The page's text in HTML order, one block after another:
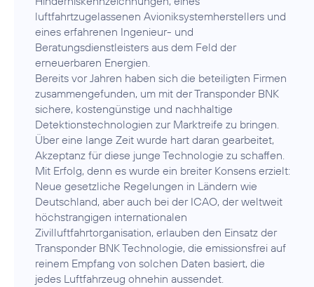
luftfahrtzugelassenen Avioniksystemherstellers und
eines erfahrenen Ingenieur- und
Beratungsdienstleisters aus dem Feld der
erneuerbaren Energien.
Bereits vor Jahren haben sich die beteiligten Firmen
zusammengefunden, um mit der Transponder BNK
sichere, kostengünstige und nachhaltige
Detektionstechnologien zur Marktreife zu bringen.
Über eine lange Zeit wurde hart daran gearbeitet,
Akzeptanz für diese junge Technologie zu schaffen.
Mit Erfolg, denn es wurde ein breiter Konsens erzielt:
Neue gesetzliche Regelungen in Ländern wie
Deutschland, aber auch bei der ICAO, der weltweit
höchstrangigen internationalen
Zivilluftfahrtorganisation, erlauben den Einsatz der
Transponder BNK Technologie, die emissionsfrei auf
reinem Empfang von solchen Daten basiert, die
jedes Luftfahrzeug ohnehin aussendet.